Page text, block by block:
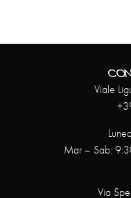
Viale
Mar – Sab:
Via